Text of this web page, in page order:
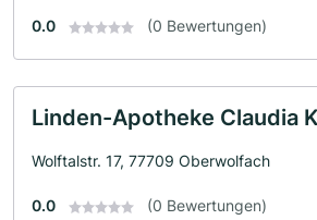
0.0 (0 Bewertungen)
Linden-Apotheke Claudia
Wolftalstr. 17, 77709 Oberwolfach
0.0 (0 Bewertungen)